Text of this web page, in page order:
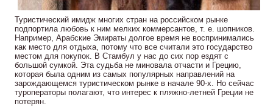
Туристический имидж многих стран на российском рынке
подпортила любовь к ним мелких коммерсантов, т. е. шопников.
Например, Арабские Эмираты долгое время не воспринимались
как место для отдыха, потому что все считали это государство
местом для покупок. В Стамбул у нас до сих пор ездят с
большой сумкой. Эта судьба не миновала отчасти и Грецию,
которая была одним из самых популярных направлений на
зарождающемся туристическом рынке в начале 90-х. Но сейчас
туроператоры полагают, что интерес к пляжно-летней Греции не
потерян.